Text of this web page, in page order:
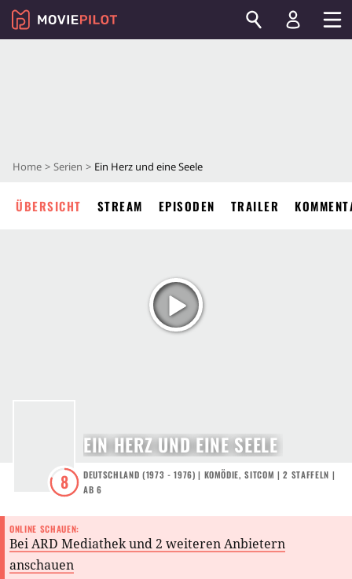
Home Serien Ein Herz und eine Seele
ÜBERSICHT STREAM EPISODEN TRAILER
8
EIN HERZ UND EINE SEELE
DEUTSCHLAND (1973 - 1976) | KOMÖDIE,SITCOM |2 STAFFELN |
AB 6
ONLINE SCHAUEN:
Bei ARD Mediathek und 2 weiteren Anbietern
anschauen